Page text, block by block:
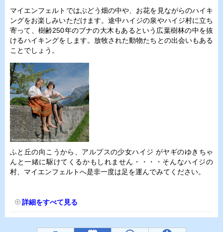
マイエンフェルトではぶどう畑の中や、お花を見ながらのハイキ
ングをお楽しみいただけます。途中ハイジの泉やハイジ村に立ち
寄って、樹齢250年のブナの大木もあるという広葉樹林の中を抜
けるハイキングをします。放牧された動物たちとの出会いもある
ことでしょう。
ふと丘の向こうから、アルプスの少女ハイジ がヤギのゆきちゃ
んと一緒に駆けてくるかもしれません・・・・そんなハイジの
村、マイエンフェルトへ是非一度は足を運んでみてください。
詳細をすべて見る